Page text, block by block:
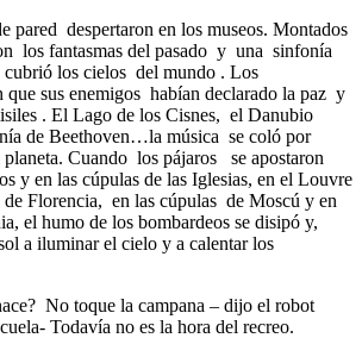
pared despertaron en los museos. Montados
los fantasmas del pasado y una sinfonía
los cielos del mundo . Los
que sus enemigos habían declarado la paz y
. El Lago de los Cisnes, el Danubio
de Beethoven…la música se coló por
planeta. Cuando los pájaros se apostaron
y en las cúpulas de las Iglesias, en el Louvre
de Florencia, en las cúpulas de Moscú y en
el humo de los bombardeos se disipó y,
a iluminar el cielo y a calentar los
No toque la campana – dijo el robot
Todavía no es la hora del recreo.